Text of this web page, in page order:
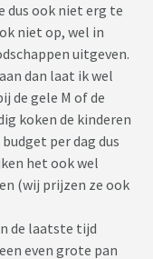
dus ook niet erg te
niet op, wel in
uitgeven.
dan laat ik wel
de gele M of de
koken de kinderen
per dag dus
het ook wel
(wij prijzen ze ook
de laatste tijd
even grote pan